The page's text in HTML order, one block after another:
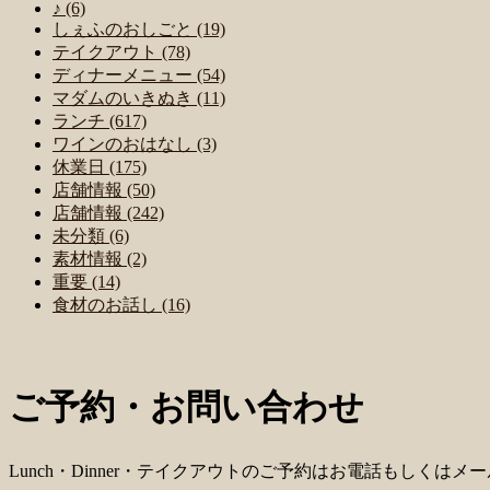
♪ (6)
しぇふのおしごと (19)
テイクアウト (78)
ディナーメニュー (54)
マダムのいきぬき (11)
ランチ (617)
ワインのおはなし (3)
休業日 (175)
店舗情報 (50)
店舗情報 (242)
未分類 (6)
素材情報 (2)
重要 (14)
食材のお話し (16)
ご予約・お問い合わせ
Lunch・Dinner・テイクアウトのご予約はお電話もしくはメー